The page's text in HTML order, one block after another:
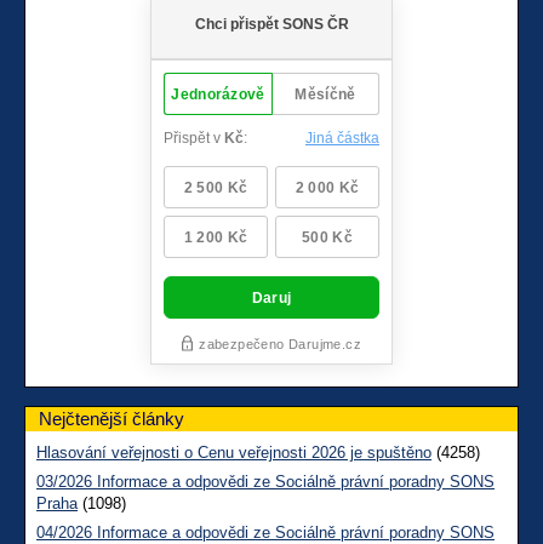
Nejčtenější články
Hlasování veřejnosti o Cenu veřejnosti 2026 je spuštěno (4258)
03/2026 Informace a odpovědi ze Sociálně právní poradny SONS
Praha(1098)
04/2026 Informace a odpovědi ze Sociálně právní poradny SONS